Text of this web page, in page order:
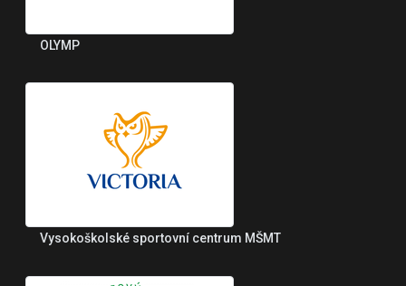
OLYMP
Vysokoškolské sportovní centrum MŠMT